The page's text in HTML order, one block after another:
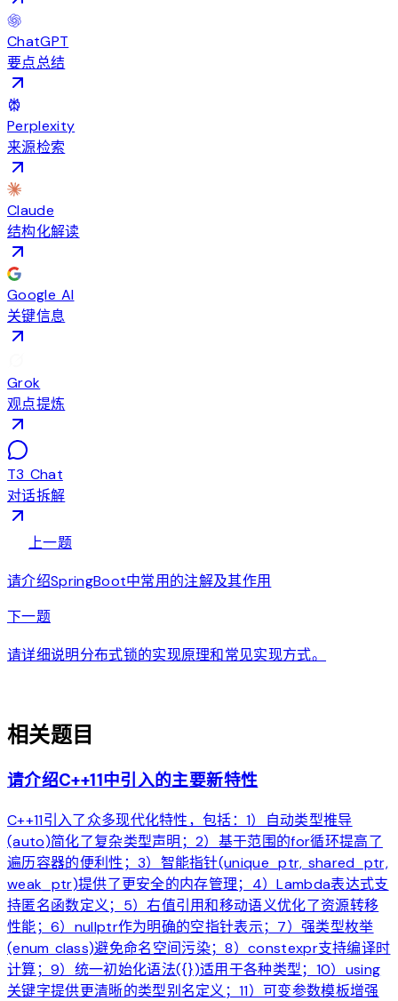
ChatGPT
要点总结
Perplexity
来源检索
Claude
结构化解读
Google AI
关键信息
Grok
观点提炼
T3 Chat
对话拆解
上一题
请介绍SpringBoot中常用的注解及其作用
下一题arrow_forward
请详细说明分布式锁的实现原理和常见实现方式。
相关题目
请介绍C++11中引入的主要新特性
C++11引入了众多现代化特性，包括：1）自动类型推导
(auto)简化了复杂类型声明；2）基于范围的for循环提高了
遍历容器的便利性；3）智能指针(unique_ptr, shared_ptr,
weak_ptr)提供了更安全的内存管理；4）Lambda表达式支
持匿名函数定义；5）右值引用和移动语义优化了资源转移
性能；6）nullptr作为明确的空指针表示；7）强类型枚举
(enum class)避免命名空间污染；8）constexpr支持编译时
计算；9）统一初始化语法({})适用于各种类型；10）using
关键字提供更清晰的类型别名定义；11）可变参数模板增强